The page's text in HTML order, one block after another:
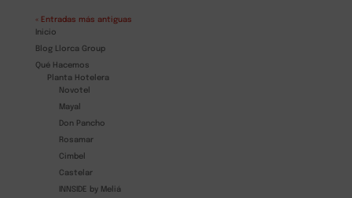
« Entradas más antiguas
Inicio
Blog Llorca Group
Qué Hacemos
Planta Hotelera
Novotel
Mayal
Don Pancho
Rosamar
Cimbel
Castelar
INNSIDE by Meliá